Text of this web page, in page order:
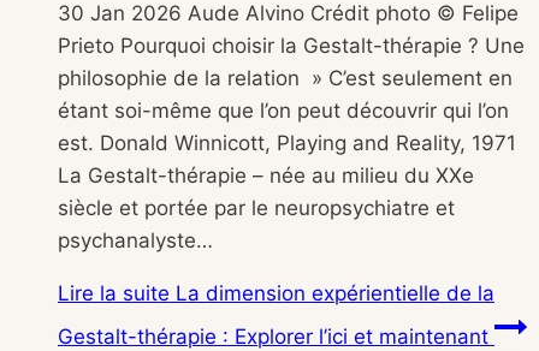
30 Jan 2026 Aude Alvino Crédit photo © Felipe
Prieto Pourquoi choisir la Gestalt-thérapie ? Une
philosophie de la relation » C’est seulement en
étant soi-même que l’on peut découvrir qui l’on
est. Donald Winnicott, Playing and Reality, 1971
La Gestalt-thérapie – née au milieu du XXe
siècle et portée par le neuropsychiatre et
psychanalyste…
Lire la suite La dimension expérientielle de la
Gestalt-thérapie : Explorer l’ici et maintenant